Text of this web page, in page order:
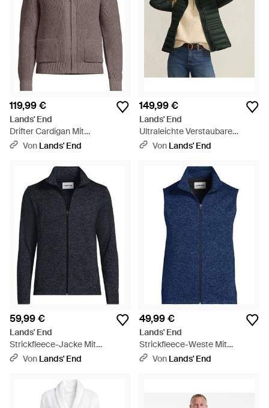
119,99 €
Lands' End
Drifter Cardigan Mit
Reißverschluss, Herren, Größe
Von Lands' End
149,99 €
Lands' End
Ultraleichte Verstaubare
Daunenjacke Wanderweight,
Von Lands' End
59,99 €
Lands' End
Strickfleece-Jacke Mit
Reißverschluss, Herren,
Polyester, By - Blau
Von Lands' End
49,99 €
Lands' End
Strickfleece-Weste Mit
Reißverschluss, Herren, Größe
Von Lands' End